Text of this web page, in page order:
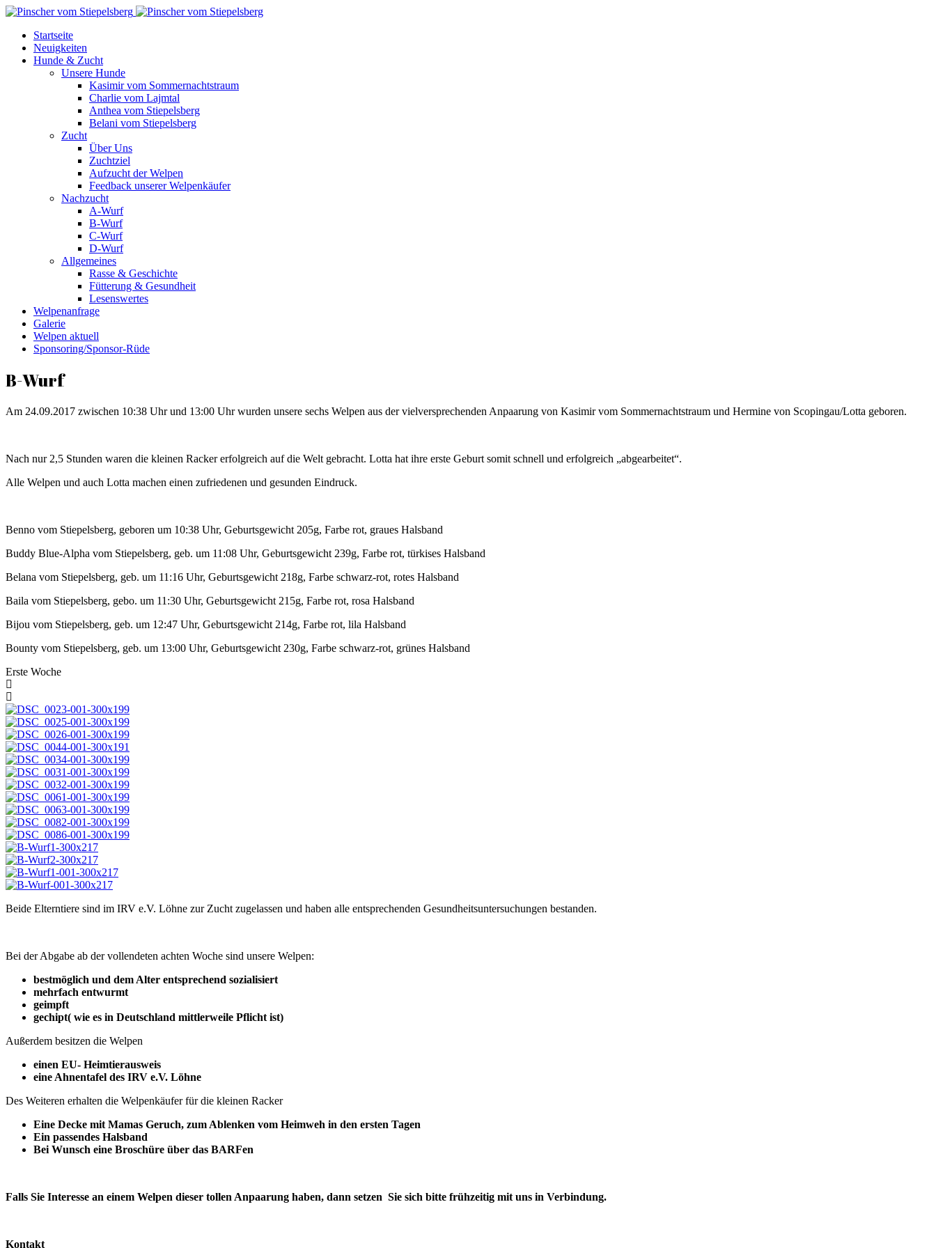
Startseite
Neuigkeiten
Hunde & Zucht
Unsere Hunde
Kasimir vom Sommernachtstraum
Charlie vom Lajmtal
Anthea vom Stiepelsberg
Belani vom Stiepelsberg
Zucht
Über Uns
Zuchtziel
Aufzucht der Welpen
Feedback unserer Welpenkäufer
Nachzucht
A-Wurf
B-Wurf
C-Wurf
D-Wurf
Allgemeines
Rasse & Geschichte
Fütterung & Gesundheit
Lesenswertes
Welpenanfrage
Galerie
Welpen aktuell
Sponsoring/Sponsor-Rüde
B-Wurf
Am 24.09.2017 zwischen 10:38 Uhr und 13:00 Uhr wurden unsere sechs Welpen aus der vielversprechenden Anpaarung von Kasimir vom Sommernachtstraum und Hermine von Scopingau/Lotta geboren.
Nach nur 2,5 Stunden waren die kleinen Racker erfolgreich auf die Welt gebracht. Lotta hat ihre erste Geburt somit schnell und erfolgreich „abgearbeitet“.
Alle Welpen und auch Lotta machen einen zufriedenen und gesunden Eindruck.
Benno vom Stiepelsberg, geboren um 10:38 Uhr, Geburtsgewicht 205g, Farbe rot, graues Halsband
Buddy Blue-Alpha vom Stiepelsberg, geb. um 11:08 Uhr, Geburtsgewicht 239g, Farbe rot, türkises Halsband
Belana vom Stiepelsberg, geb. um 11:16 Uhr, Geburtsgewicht 218g, Farbe schwarz-rot, rotes Halsband
Baila vom Stiepelsberg, gebo. um 11:30 Uhr, Geburtsgewicht 215g, Farbe rot, rosa Halsband
Bijou vom Stiepelsberg, geb. um 12:47 Uhr, Geburtsgewicht 214g, Farbe rot, lila Halsband
Bounty vom Stiepelsberg, geb. um 13:00 Uhr, Geburtsgewicht 230g, Farbe schwarz-rot, grünes Halsband
Erste Woche
Beide Elterntiere sind im IRV e.V. Löhne zur Zucht zugelassen und haben alle entsprechenden Gesundheitsuntersuchungen bestanden.
Bei der Abgabe ab der vollendeten achten Woche sind unsere Welpen:
bestmöglich und dem Alter entsprechend sozialisiert
mehrfach entwurmt
geimpft
gechipt( wie es in Deutschland mittlerweile Pflicht ist)
Außerdem besitzen die Welpen
einen EU- Heimtierausweis
eine Ahnentafel des IRV e.V. Löhne
Des Weiteren erhalten die Welpenkäufer für die kleinen Racker
Eine Decke mit Mamas Geruch, zum Ablenken vom Heimweh in den ersten Tagen
Ein passendes Halsband
Bei Wunsch eine Broschüre über das BARFen
Falls Sie Interesse an einem Welpen dieser tollen Anpaarung haben, dann setzen Sie sich bitte frühzeitig mit uns in Verbindung.
Kontakt